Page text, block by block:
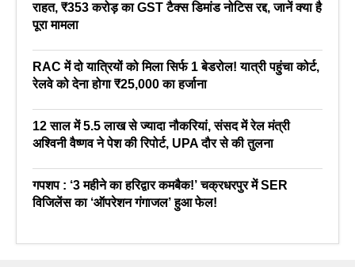
राहत, ₹353 करोड़ का GST टैक्स डिमांड नोटिस रद्द, जानें क्या है
पूरा मामला
RAC में दो यात्रियों को मिला सिर्फ 1 बेडरोल! यात्री पहुंचा कोर्ट,
रेलवे को देना होगा ₹25,000 का हर्जाना
12 साल में 5.5 लाख से ज्यादा नौकरियां, संसद में रेल मंत्री
अश्विनी वैष्णव ने पेश की रिपोर्ट, UPA दौर से की तुलना
गपशप : ‘3 महीने का हरिद्वार कमबैक!’ चक्रधरपुर में SER
विजिलेंस का ‘ऑपरेशन गंगाजल’ हुआ फेल!